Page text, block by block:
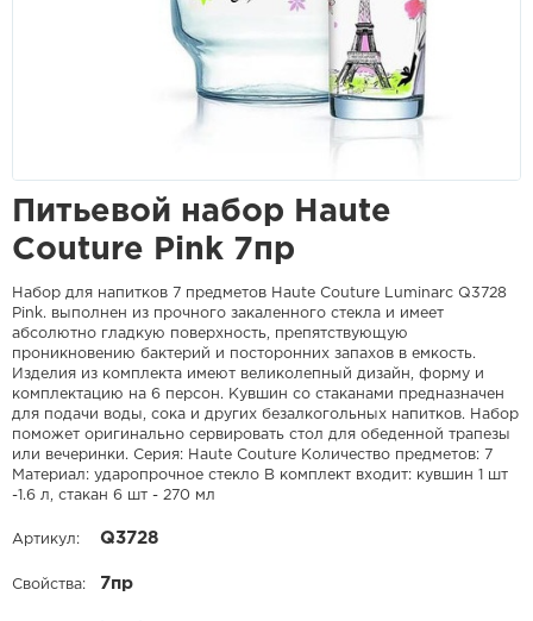
Питьевой набор Haute
Couture Pink 7пр
Набор для напитков 7 предметов Haute Couture Luminarc Q3728
Pink. выполнен из прочного закаленного стекла и имеет
абсолютно гладкую поверхность, препятствующую
проникновению бактерий и посторонних запахов в емкость.
Изделия из комплекта имеют великолепный дизайн, форму и
комплектацию на 6 персон. Кувшин со стаканами предназначен
для подачи воды, сока и других безалкогольных напитков. Набор
поможет оригинально сервировать стол для обеденной трапезы
или вечеринки. Серия: Haute Couture Количество предметов: 7
Материал: ударопрочное стекло В комплект входит: кувшин 1 шт
-1.6 л, стакан 6 шт - 270 мл
Артикул: Q3728
Свойства: 7пр